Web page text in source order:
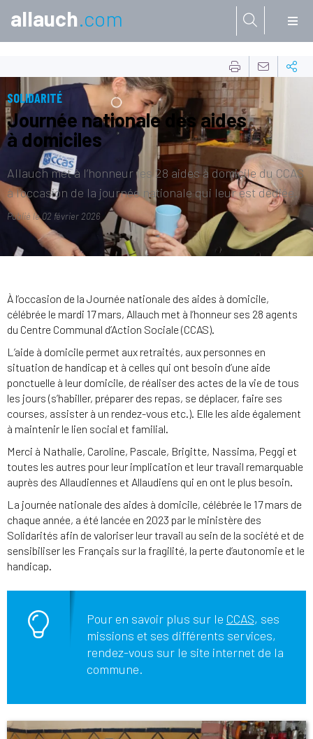
allauch.com
SOLIDARITÉ
Journée nationale des aides
à domiciles
Allauch met à l’honneur les 28 aides à domicile du CCAS
à l’occasion de la journée nationale qui leur est dédiée.
Publié le02 février 2026
À l’occasion de la Journée nationale des aides à domicile,
célébrée le mardi 17 mars, Allauch met à l’honneur ses 28 agents
du Centre Communal d’Action Sociale (CCAS).
L’aide à domicile permet aux retraités, aux personnes en
situation de handicap et à celles qui ont besoin d’une aide
ponctuelle à leur domicile, de réaliser des actes de la vie de tous
les jours (s’habiller, préparer des repas, se déplacer, faire ses
courses, assister à un rendez-vous etc.). Elle les aide également
à maintenir le lien social et familial.
Merci à Nathalie, Caroline, Pascale, Brigitte, Nassima, Peggi et
toutes les autres pour leur implication et leur travail remarquable
auprès des Allaudiennes et Allaudiens qui en ont le plus besoin.
La journée nationale des aides à domicile, célébrée le 17 mars de
chaque année, a été lancée en 2023 par le ministère des
Solidarités afin de valoriser leur travail au sein de la société et de
sensibiliser les Français sur la fragilité, la perte d’autonomie et le
handicap.
Pour en savoir plus sur le CCAS, ses
missions et ses différents services,
rendez-vous sur le site internet de la
commune.